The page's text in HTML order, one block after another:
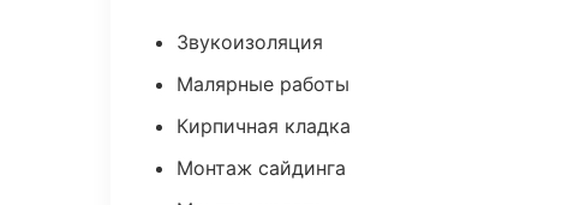
Звукоизоляция
Малярные работы
Кирпичная кладка
Монтаж сайдинга